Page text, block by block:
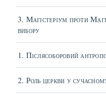
3. Магістеріум проти
вибору
1. Післясоборовий
2. Роль церкви у